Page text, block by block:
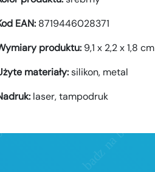
EAN: 8719446028371
produktu: 9,1 x 2,2 x 1,8 cm
materiały:silikon, metal
laser,tampodruk